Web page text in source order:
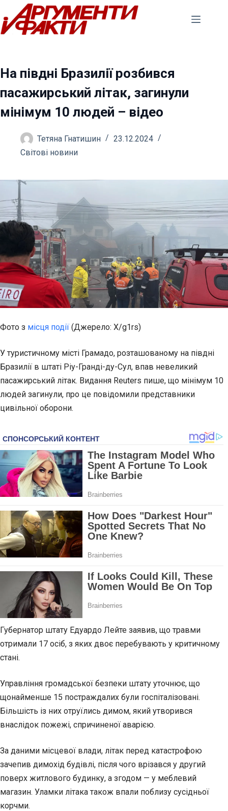
Перейти
до
вмісту
На півдні Бразилії розбився
пасажирський літак, загинули
мінімум 10 людей – відео
Тетяна Гнатишин
23.12.2024
Світові новини
Фото з місця події (Джерело: Х/g1rs)
У туристичному місті Грамадо, розташованому на півдні
Бразилії в штаті Ріу-Гранді-ду-Сул, впав невеликий
пасажирський літак. Видання Reuters пише, що мінімум 10
людей загинули, про це повідомили представники
цивільної оборони.
Губернатор штату Едуардо Лейте заявив, що травми
отримали 17 осіб, з яких двоє перебувають у критичному
стані.
Управління громадської безпеки штату уточнює, що
щонайменше 15 постраждалих були госпіталізовані.
Більшість із них отруїлись димом, який утворився
внаслідок пожежі, спричиненої аварією.
За даними місцевої влади, літак перед катастрофою
зачепив димохід будівлі, після чого врізався у другий
поверх житлового будинку, а згодом — у меблевий
магазин. Уламки літака також впали поблизу сусідньої
корчми.